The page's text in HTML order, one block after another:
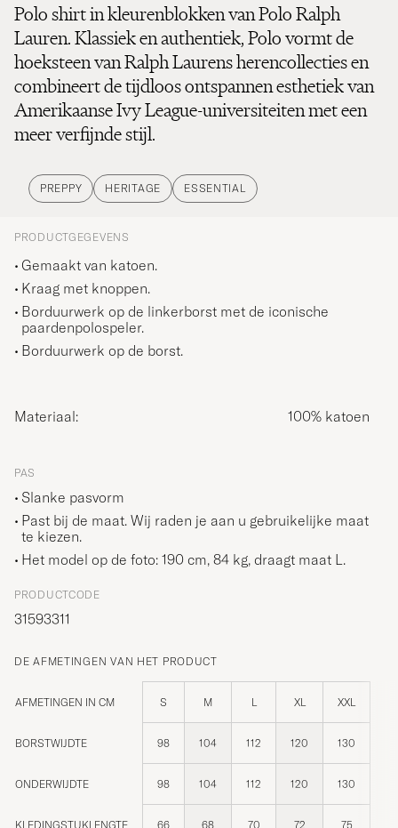
Polo shirt in kleurenblokken van Polo Ralph
Lauren. Klassiek en authentiek, Polo vormt de
hoeksteen van Ralph Laurens herencollecties en
combineert de tijdloos ontspannen esthetiek van
Amerikaanse Ivy League-universiteiten met een
meer verfijnde stijl.
PREPPY HERITAGE ESSENTIAL
PRODUCTGEGEVENS
Gemaakt van katoen.
Kraag met knoppen.
Borduurwerk op de linkerborst met de iconische
paardenpolospeler.
Borduurwerk op de borst.
Materiaal: 100% katoen
PAS
Slanke pasvorm
Past bij de maat. Wij raden je aan u gebruikelijke maat
te kiezen.
Het model op de foto: 190 cm, 84 kg, draagt maat L .
PRODUCTCODE
31593311
DE AFMETINGEN VAN HET PRODUCT
AFMETINGEN IN CM S M L XL XXL
BORSTWIJDTE 98 104 112 120 130
ONDERWIJDTE 98 104 112 120 130
KLEDINGSTUKLENGTE 66 68 70 72 75